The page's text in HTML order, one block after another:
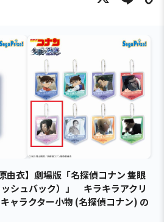
由衣】劇場版「名探偵コナン 隻眼
シュバック）」 キラキラアクリ
ャラクター小物 (名探偵コナン) の